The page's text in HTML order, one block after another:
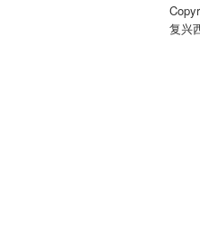
复兴